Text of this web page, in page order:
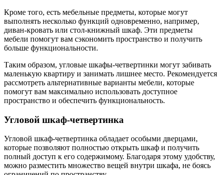
Кроме того, есть мебельные предметы, которые могут
выполнять несколько функций одновременно, например,
диван-кровать или стол-книжный шкаф. Эти предметы
мебели помогут вам сэкономить пространство и получить
больше функциональности.
Таким образом, угловые шкафы-четвертинки могут забивать
маленькую квартиру и занимать лишнее место. Рекомендуется
рассмотреть альтернативные варианты мебели, которые
помогут вам максимально использовать доступное
пространство и обеспечить функциональность.
Угловой шкаф-четвертинка
Угловой шкаф-четвертинка обладает особыми дверцами,
которые позволяют полностью открыть шкаф и получить
полный доступ к его содержимому. Благодаря этому удобству,
можно разместить множество вещей внутри шкафа, не боясь